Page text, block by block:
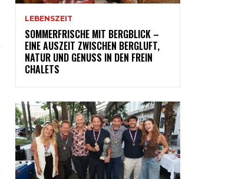
LEBENSZEIT
SOMMERFRISCHE MIT BERGBLICK –
EINE AUSZEIT ZWISCHEN BERGLUFT,
NATUR UND GENUSS IN DEN FREIN
CHALETS